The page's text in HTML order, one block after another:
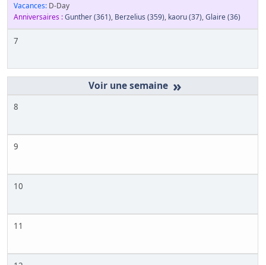
Vacances: D-Day
Anniversaires :Gunther(361), Berzelius (359), kaoru(37),Glaire(36)
7
»
8
9
10
11